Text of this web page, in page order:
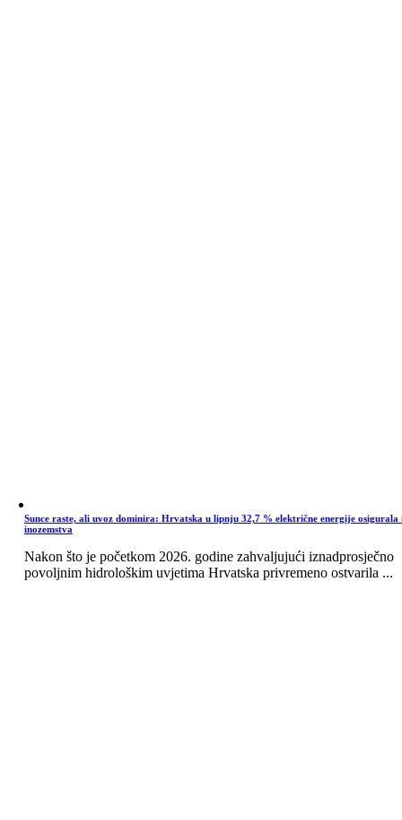
Sunce raste, ali uvoz dominira: Hrvatska u lipnju 32,7 % električne energije osigurala
inozemstva
Nakon što je početkom 2026. godine zahvaljujući iznadprosječno
povoljnim hidrološkim uvjetima Hrvatska privremeno ostvarila ...